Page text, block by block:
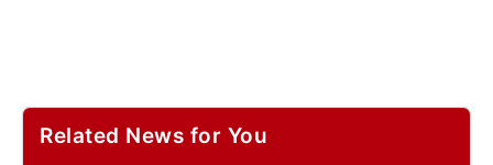
Related News for You